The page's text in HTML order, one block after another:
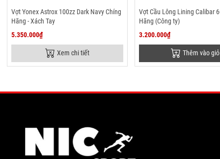
Vợt Yonex Astrox 100zz Dark Navy Chíng
Hãng - Xách Tay
5.350.000₫
Xem chi tiết
Vợt Cầu Lông Lining Calibar
Hãng (Công ty)
3.200.000₫
Thêm vào giỏ